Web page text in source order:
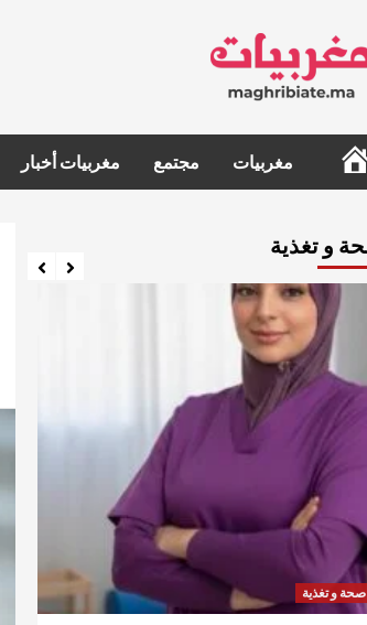
الرئيسيةمغربيات مجتمع مغربيات أخبار
و تغذية
صحة و تغذية